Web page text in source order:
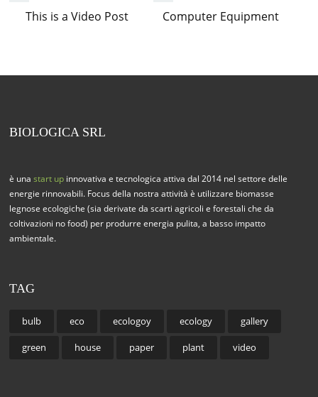
This is a Video Post Computer Equipment
BIOLOGICA SRL
è unastart up innovativa e tecnologica attiva dal 2014 nel settore delle
energie rinnovabili. Focus della nostra attività è utilizzare biomasse
legnose ecologiche (sia derivate da scarti agricoli e forestali che da
coltivazioni no food) per produrre energia pulita, a basso impatto
ambientale.
TAG
bulb eco ecologoy ecology gallery
green house paper plant video